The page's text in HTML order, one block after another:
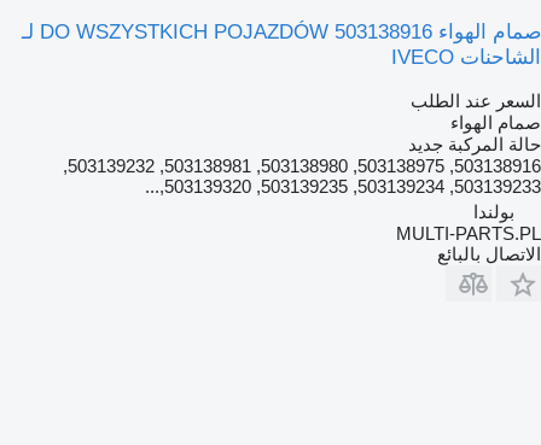
صمام الهواء DO WSZYSTKICH POJAZDÓW 503138916 لـ
الشاحنات IVECO
السعر عند الطلب
صمام الهواء
حالة المركبة جديد
503138916, 503138975, 503138980, 503138981, 503139232,
503139233, 503139234, 503139235, 503139320,...
بولندا
MULTI-PARTS.PL
الاتصال بالبائع